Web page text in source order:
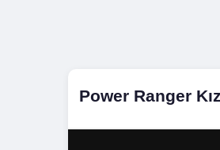
Power Ranger